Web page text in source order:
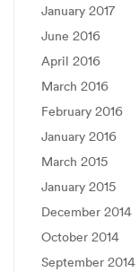
January 2017
June 2016
April 2016
March 2016
February 2016
January 2016
March 2015
January 2015
December 2014
October 2014
September 2014